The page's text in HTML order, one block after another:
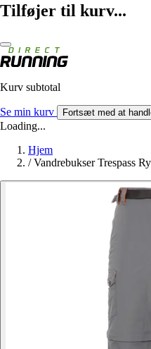
Tilføjer til kurv...
Kurv subtotal
Se min kurv Fortsæt med at
Loading...
Hjem
/ Vandrebukser Trespass